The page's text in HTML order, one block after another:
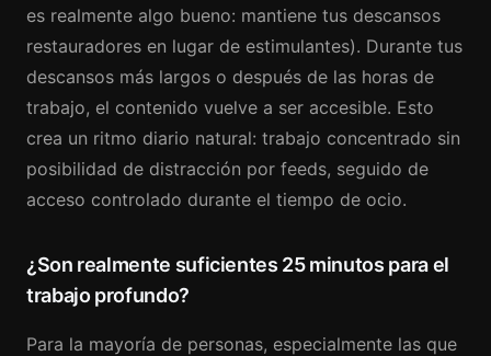
es realmente algo bueno: mantiene tus descansos
restauradores en lugar de estimulantes). Durante tus
descansos más largos o después de las horas de
trabajo, el contenido vuelve a ser accesible. Esto
crea un ritmo diario natural: trabajo concentrado sin
posibilidad de distracción por feeds, seguido de
acceso controlado durante el tiempo de ocio.
¿Son realmente suficientes 25 minutos para el
trabajo profundo?
Para la mayoría de personas, especialmente las que